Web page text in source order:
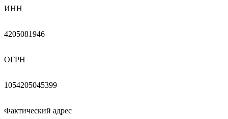
ИНН
4205081946
ОГРН
1054205045399
Фактический адрес